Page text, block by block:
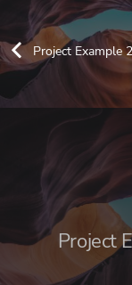
Project Example
Project